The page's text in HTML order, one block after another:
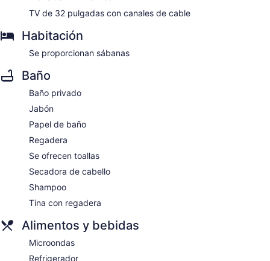
TV de 32 pulgadas con canales de cable
Habitación
Se proporcionan sábanas
Baño
Baño privado
Jabón
Papel de baño
Regadera
Se ofrecen toallas
Secadora de cabello
Shampoo
Tina con regadera
Alimentos y bebidas
Microondas
Refrigerador